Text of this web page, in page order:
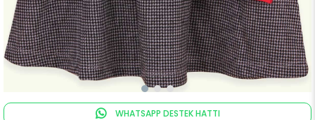
WHATSAPP DESTEK HATTI